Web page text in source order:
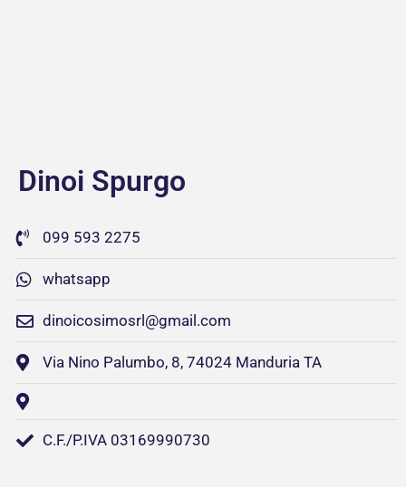
Dinoi Spurgo
099 593 2275
whatsapp
dinoicosimosrl@gmail.com
Via Nino Palumbo, 8, 74024 Manduria TA
C.F./P.IVA 03169990730